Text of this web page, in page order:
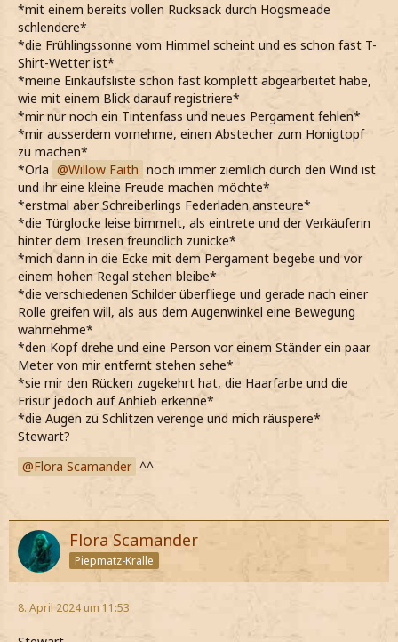
*mit einem bereits vollen Rucksack durch Hogsmeade
schlendere*
*die Frühlingssonne vom Himmel scheint und es schon fast T-
Shirt-Wetter ist*
*meine Einkaufsliste schon fast komplett abgearbeitet habe,
wie mit einem Blick darauf registriere*
*mir nur noch ein Tintenfass und neues Pergament fehlen*
*mir ausserdem vornehme, einen Abstecher zum Honigtopf
zu machen*
*Orla
Willow Faith noch immer ziemlich durch den Wind ist
und ihr eine kleine Freude machen möchte*
*erstmal aber Schreiberlings Federladen ansteure*
*die Türglocke leise bimmelt, als eintrete und der Verkäuferin
hinter dem Tresen freundlich zunicke*
*mich dann in die Ecke mit dem Pergament begebe und vor
einem hohen Regal stehen bleibe*
*die verschiedenen Schilder überfliege und gerade nach einer
Rolle greifen will, als aus dem Augenwinkel eine Bewegung
wahrnehme*
*den Kopf drehe und eine Person vor einem Ständer ein paar
Meter von mir entfernt stehen sehe*
*sie mir den Rücken zugekehrt hat, die Haarfarbe und die
Frisur jedoch auf Anhieb erkenne*
*die Augen zu Schlitzen verenge und mich räuspere*
Stewart?
Flora Scamander ^^
Flora Scamander
Piepmatz-Kralle
8. April 2024 um 11:53